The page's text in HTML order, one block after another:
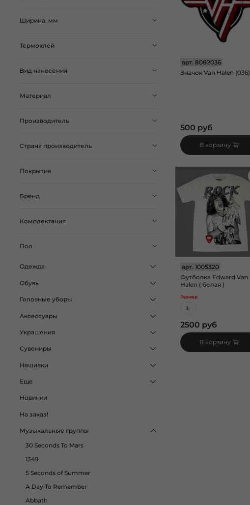
арт. 8082036
Значок Van Halen (036)
500 руб
В корзину
арт. 1005320
Футболка Edward Van
Halen ( белая )
Размер
L
2500 руб
В корзину
Ширина, мм
Термоклей
Вид нанесения
Материал
Производитель
Страна производитель
Покрытие
Бренд
Комплектация
Пол
Одежда
Обувь
Головные уборы
Аксессуары
Украшения
Сувениры
Нашивки
Еще
Новинки
На заказ!
Музыкальные группы
30 Seconds To Mars
1349
5 Seconds of Summer
A Day To Remember
Abbath